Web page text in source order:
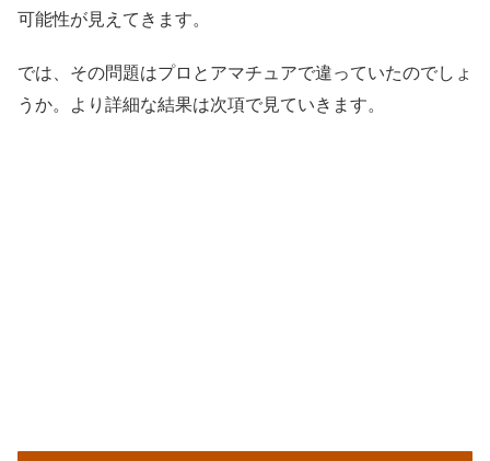
可能性が見えてきます。
では、その問題はプロとアマチュアで違っていたのでしょ
うか。より詳細な結果は次項で見ていきます。